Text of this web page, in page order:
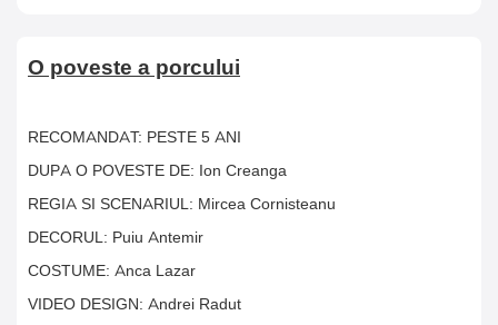
O poveste a porcului
RECOMANDAT: PESTE 5 ANI
DUPA O POVESTE DE: Ion Creanga
REGIA SI SCENARIUL: Mircea Cornisteanu
DECORUL: Puiu Antemir
COSTUME: Anca Lazar
VIDEO DESIGN: Andrei Radut